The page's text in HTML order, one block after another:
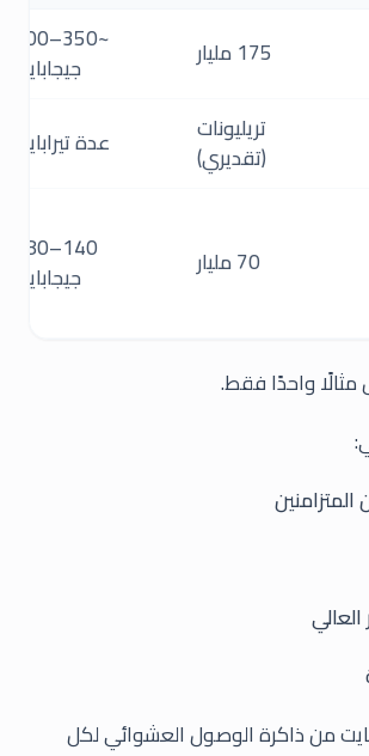
175 مليار ~350–700
جيجابايت
تريليونات
(تقديري)
عدة تيرابايت
70 مليار 140–280
جيجابايت
واحدًا فقط.
من ذاكرة الوصول العشوائي لكل